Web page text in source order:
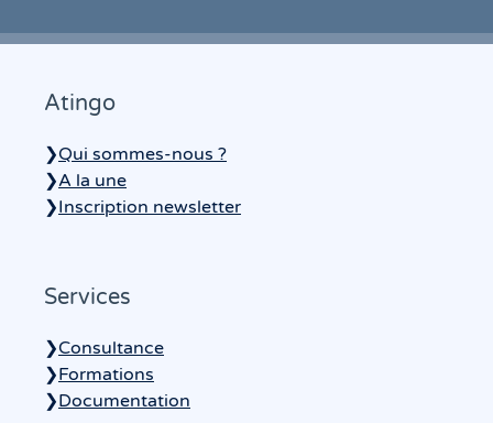
Atingo
❯Qui sommes-nous ?
❯A la une
❯Inscription newsletter
Services
❯Consultance
❯Formations
❯Documentation